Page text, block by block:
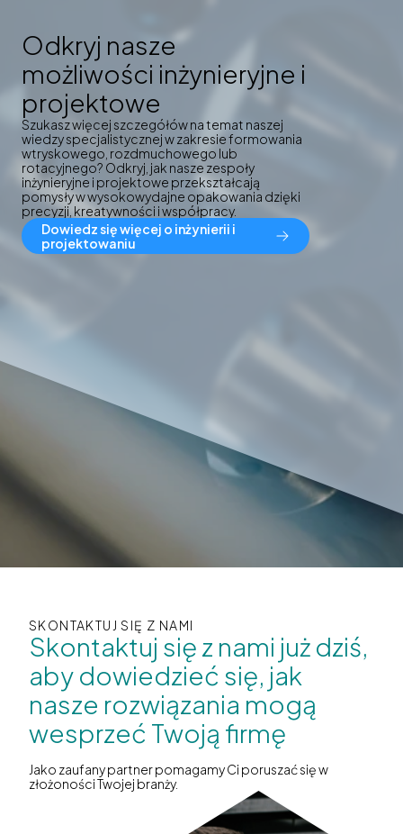
Odkryj nasze
możliwości inżynieryjne i
projektowe
Szukasz więcej szczegółów na temat naszej
wiedzy specjalistycznej w zakresie formowania
wtryskowego, rozdmuchowego lub
rotacyjnego? Odkryj, jak nasze zespoły
inżynieryjne i projektowe przekształcają
pomysły w wysokowydajne opakowania dzięki
precyzji, kreatywności i współpracy.
Dowiedz się więcej o inżynierii i
projektowaniu
SKONTAKTUJ SIĘ Z NAMI
Skontaktuj się z nami już dziś,
aby dowiedzieć się, jak
nasze rozwiązania mogą
wesprzeć Twoją firmę
Jako zaufany partner pomagamy Ci poruszać się w
złożoności Twojej branży.